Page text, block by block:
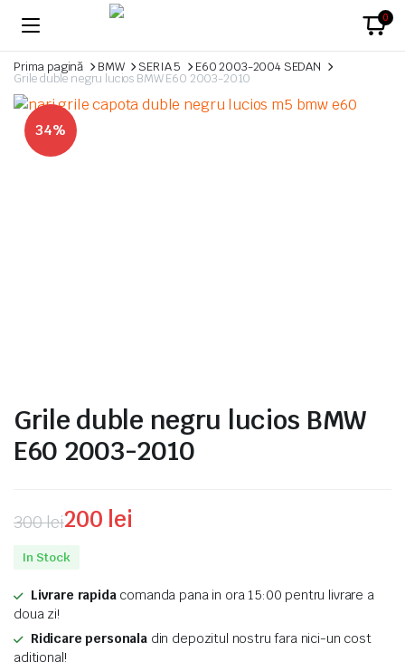
0
Prima pagină BMW SERIA 5 E60 2003-2004 SEDAN
Grile duble negru lucios BMW E60 2003-2010
34%
Grile duble negru lucios BMW
E60 2003-2010
300lei
Prețul
a
fost:
200 lei
Prețul
este:
200 lei.
In Stock
Livrare rapidacomanda pana in ora 15:00 pentru livrare a
doua zi!
Ridicare personaladin depozitul nostru fara nici-un cost
aditional!